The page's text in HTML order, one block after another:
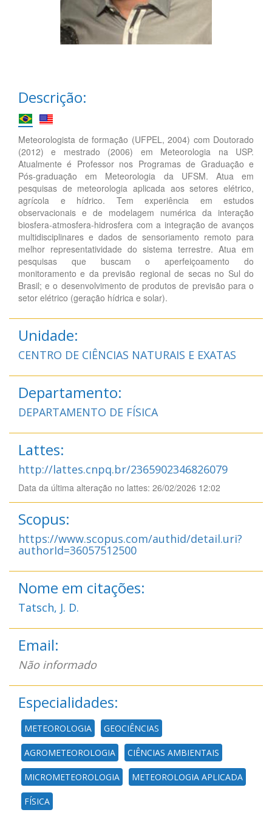
Descrição:
Meteorologista de formação (UFPEL, 2004) com Doutorado
(2012) e mestrado (2006) em Meteorologia na USP.
Atualmente é Professor nos Programas de Graduação e
Pós-graduação em Meteorologia da UFSM. Atua em
pesquisas de meteorologia aplicada aos setores elétrico,
agrícola e hídrico. Tem experiência em estudos
observacionais e de modelagem numérica da interação
biosfera-atmosfera-hidrosfera com a integração de avanços
multidisciplinares e dados de sensoriamento remoto para
melhor representatividade do sistema terrestre. Atua em
pesquisas que buscam o aperfeiçoamento do
monitoramento e da previsão regional de secas no Sul do
Brasil; e o desenvolvimento de produtos de previsão para o
setor elétrico (geração hídrica e solar).
Unidade:
CENTRO DE CIÊNCIAS NATURAIS E EXATAS
Departamento:
DEPARTAMENTO DE FÍSICA
Lattes:
http://lattes.cnpq.br/2365902346826079
Data da última alteração no lattes: 26/02/2026 12:02
Scopus:
https://www.scopus.com/authid/detail.uri?
authorId=36057512500
Nome em citações:
Tatsch, J. D.
Email:
Não informado
Especialidades:
METEOROLOGIA GEOCIÊNCIAS
AGROMETEOROLOGIA CIÊNCIAS AMBIENTAIS
MICROMETEOROLOGIA METEOROLOGIA APLICADA
FÍSICA